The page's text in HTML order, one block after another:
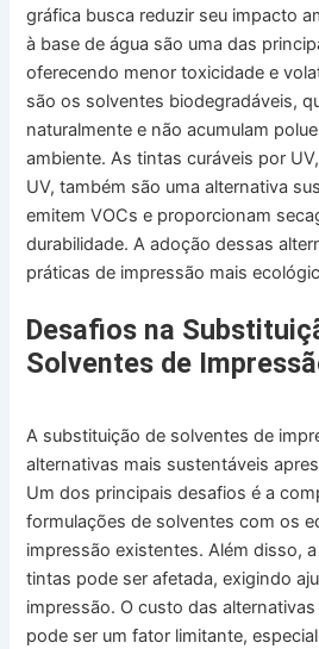
gráfica busca reduzir seu impacto
à base de água são uma das
oferecendo menor toxicidade e
são os solventes biodegradáveis,
naturalmente e não acumulam
ambiente. As tintas curáveis por
UV, também são uma alternativa
emitem VOCs e proporcionam
durabilidade. A adoção dessas
práticas de impressão mais
Desafios na
Solventes de
A substituição de solventes de
alternativas mais sustentáveis
Um dos principais desafios é a
formulações de solventes com os
impressão existentes. Além disso,
tintas pode ser afetada, exigindo
impressão. O custo das
pode ser um fator limitante,